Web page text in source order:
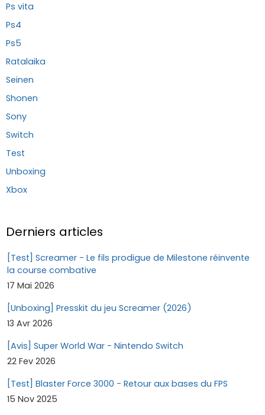
Ps vita
Ps4
Ps5
Ratalaika
Seinen
Shonen
Sony
Switch
Test
Unboxing
Xbox
Derniers articles
[Test] Screamer - Le fils prodigue de Milestone réinvente
la course combative
17 Mai 2026
[Unboxing] Presskit du jeu Screamer (2026)
13 Avr 2026
[Avis] Super World War - Nintendo Switch
22 Fev 2026
[Test] Blaster Force 3000 - Retour aux bases du FPS
15 Nov 2025